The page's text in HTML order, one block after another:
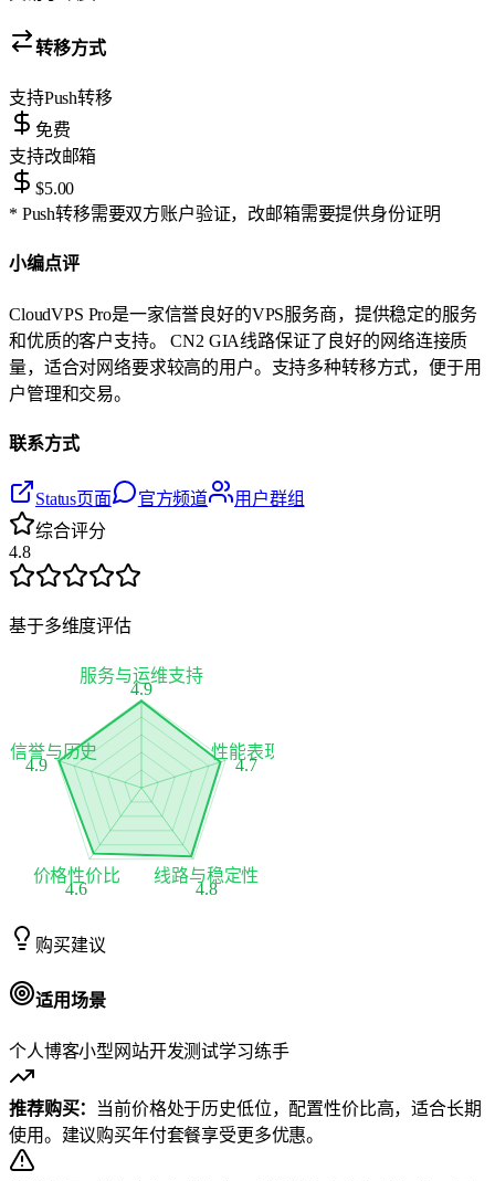
转移方式
支持Push转移
免费
支持改邮箱
$5.00
* Push转移需要双方账户验证，改邮箱需要提供身份证明
小编点评
CloudVPS Pro是一家信誉良好的VPS服务商，提供稳定的服务
和优质的客户支持。 CN2 GIA线路保证了良好的网络连接质
量，适合对网络要求较高的用户。支持多种转移方式，便于用
户管理和交易。
联系方式
Status页面 官方频道
用户群组
综合评分
4.8
基于多维度评估
服务与运维支持
4.9
性能表现
4.7
线路与稳定性
4.8
价格性价比
4.6
信誉与历史
4.9
购买建议
适用场景
个人博客小型网站开发测试学习练手
推荐购买：
当前价格处于历史低位，配置性价比高，适合长期
使用。建议购买年付套餐享受更多优惠。